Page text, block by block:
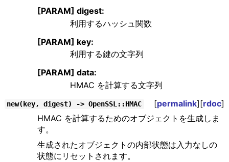
[PARAM] digest:
利用するハッシュ関数
[PARAM] key:
利用する鍵の文字列
[PARAM] data:
HMAC を計算する文字列
new(key, digest) -> OpenSSL::HMAC [permalink][rdoc]
HMAC を計算するためのオブジェクトを生成しま
す。
生成されたオブジェクトの内部状態は入力なしの
状態にリセットされます。